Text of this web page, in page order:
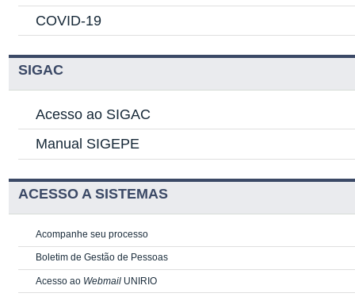
COVID-19
SIGAC
Acesso ao SIGAC
Manual SIGEPE
ACESSO A SISTEMAS
Acompanhe seu processo
Boletim de Gestão de Pessoas
Acesso ao Webmail UNIRIO